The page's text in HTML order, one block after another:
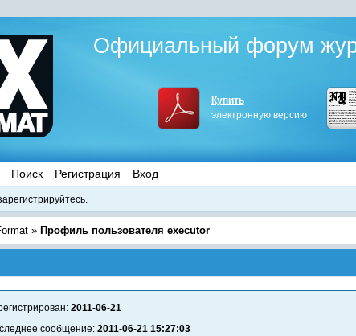
Официальный форум
Купить
электронную версию
Поиск Регистрация Вход
» Профиль пользователя executor
2011-06-21
сообщение: 2011-06-21 15:27:03